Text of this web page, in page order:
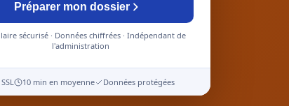
Préparer mon dossier
sécurisé · Données chiffrées · Indépendant de
l'administration
10 min en moyenne Données protégées